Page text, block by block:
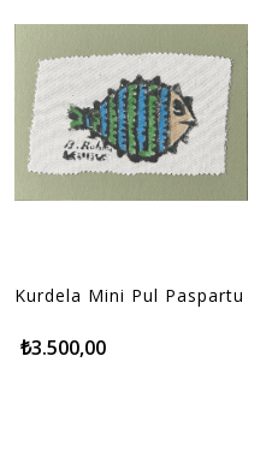
Kurdela Mini Pul Paspartu
₺3.500,00